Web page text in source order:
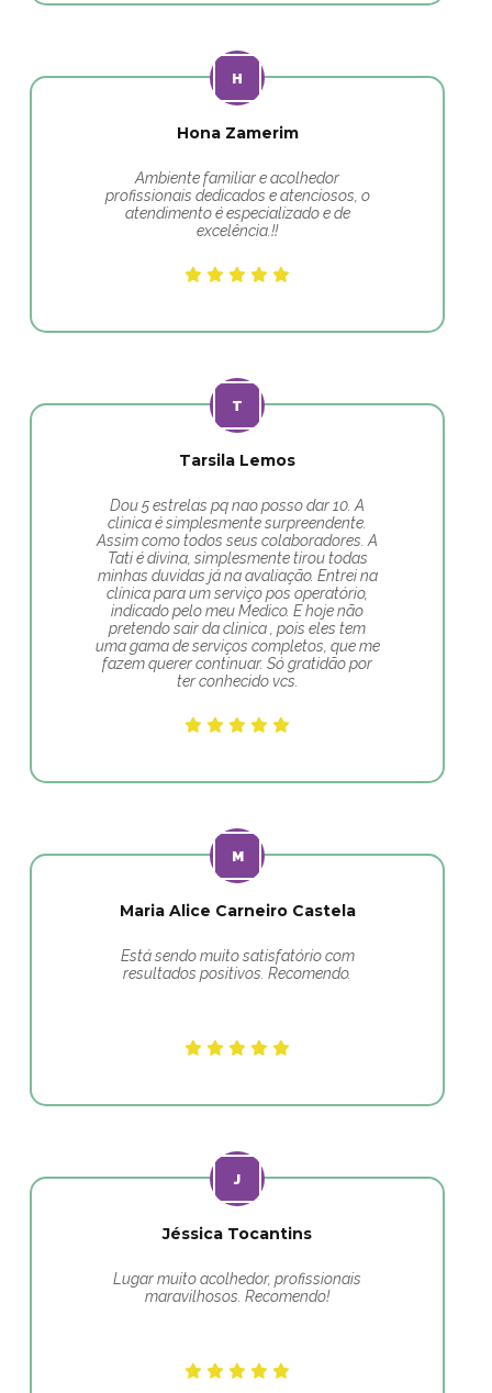
Hona Zamerim
Ambiente familiar e acolhedor
profissionais dedicados e atenciosos, o
atendimento é especializado e de
excelência.!!
Tarsila Lemos
Dou 5 estrelas pq nao posso dar 10. A
clinica é simplesmente surpreendente.
Assim como todos seus colaboradores. A
Tati é divina, simplesmente tirou todas
minhas duvidas já na avaliação. Entrei na
clínica para um serviço pos operatório,
indicado pelo meu Medico. E hoje não
pretendo sair da clinica , pois eles tem
uma gama de serviços completos, que me
fazem querer continuar. Só gratidão por
ter conhecido vcs.
Maria Alice Carneiro Castela
Está sendo muito satisfatório com
resultados positivos. Recomendo.
Jéssica Tocantins
Lugar muito acolhedor, profissionais
maravilhosos. Recomendo!